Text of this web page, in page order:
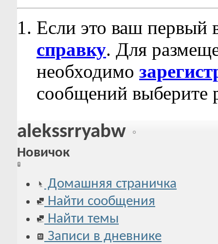
Если это ваш первый
справку. Для
необходимо
сообщений выберите
alekssrryabw
Новичок
Домашняя страничка
Найти сообщения
Найти темы
Записи в дневнике